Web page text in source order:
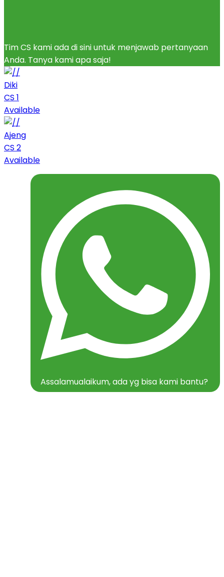
Tim CS kami ada di sini untuk menjawab pertanyaan
Anda. Tanya kami apa saja!
Diki
CS 1
Available
Ajeng
CS 2
Available
Assalamualaikum, ada yg bisa kami bantu?